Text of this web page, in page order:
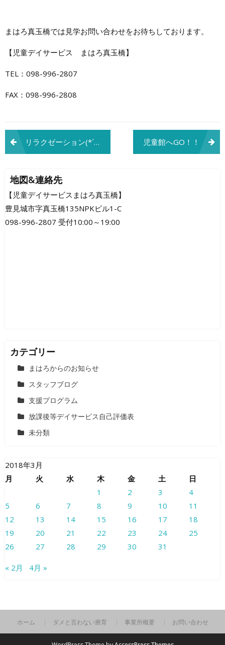
まはろ真玉橋では見学お問い合わせをお待ちしております。
【児童デイサービス まはろ真玉橋】
TEL：098-996-2807
FAX：098-996-2808
投
稿
ナ
ビ
ゲ
リラクゼーション(*´ω`*) 児童館へGO！！
地図&連絡先
【児童デイサービスまはろ真玉橋】
豊見城市字真玉橋135NPKビル1-C
098-996-2807 受付10:00～19:00
カテゴリー
まはろからのお知らせ
スタッフブログ
支援プログラム
放課後等デイサービス自己評価表
未分類
2018年3月
月
火 水 木 金 土
日
1
2 3
4
5
6 7 8 9 10
11
12
13 14 15 16 17
18
19
20 21 22 23 24
25
26
27 28 29 30 31
« 2月 4月 »
ホーム ダメと言わない療育 事業所概要 お問い合わせ